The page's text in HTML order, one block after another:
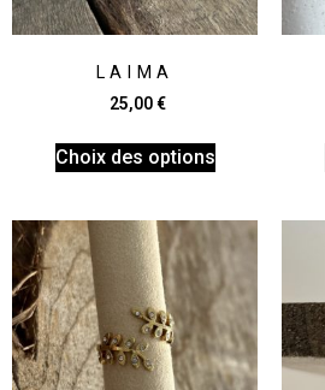
LAIMA
25,00€
Choix des options